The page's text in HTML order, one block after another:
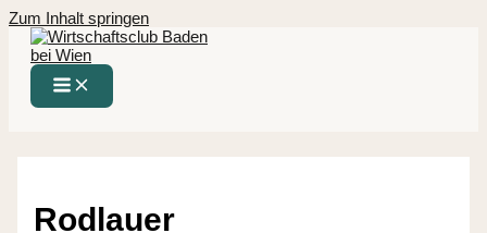
Zum Inhalt springen
Rodlauer